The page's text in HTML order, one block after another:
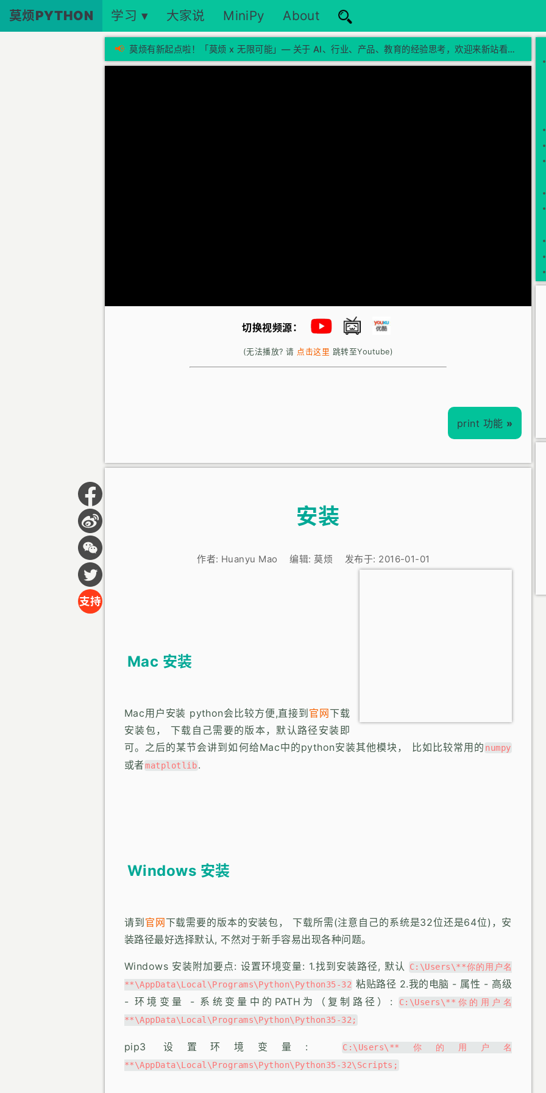
莫烦PYTHON 学习 ▾ 大家说 MiniPy About
支持
📢 莫烦有新起点啦！「莫烦 x 无限可能」— 关于 AI、行业、产品、教育的经验思考，欢迎来新站看看 →
切换视频源：
(无法播放? 请 点击这里 跳转至Youtube)
print 功能 »
安装
作者: Huanyu Mao 编辑:莫烦 发布于: 2016-01-01
Mac 安装
Mac用户安装 python会比较方便,直接到官网下载
安装包， 下载自己需要的版本，默认路径安装即
可。之后的某节会讲到如何给Mac中的python安装其他模块， 比如比较常用的 numpy
或者matplotlib.
Windows 安装
请到 官网 下载需要的版本的安装包， 下载所需(注意自己的系统是32位还是64位)，安
装路径最好选择默认, 不然对于新手容易出现各种问题。
Windows 安装附加要点: 设置环境变量: 1.找到安装路径, 默认
C:\Users\**你的用户名
**\AppData\Local\Programs\Python\Python35-32 粘贴路径 2.我的电脑 - 属性 - 高级
- 环境变量 - 系统变量中的PATH为（复制路径）:
C:\Users\**你的用户名
**\AppData\Local\Programs\Python\Python35-32;
pip3 设置环境变量:
C:\Users\**你的用户名
**\AppData\Local\Programs\Python\Python35-32\Scripts;